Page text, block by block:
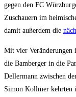
gegen den FC
Zuschau­ern im
damit außer­dem die
Mit vier Ver­än­de­run­gen
die Bam­ber­ger in die
Dell­er­mann zwi­schen
Simon Koll­mer kehr­ten